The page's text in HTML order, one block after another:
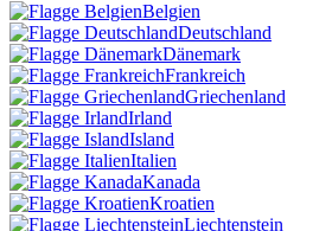
Belgien
Deutschland
Dänemark
Frankreich
Griechenland
Irland
Island
Italien
Kanada
Kroatien
Liechtenstein